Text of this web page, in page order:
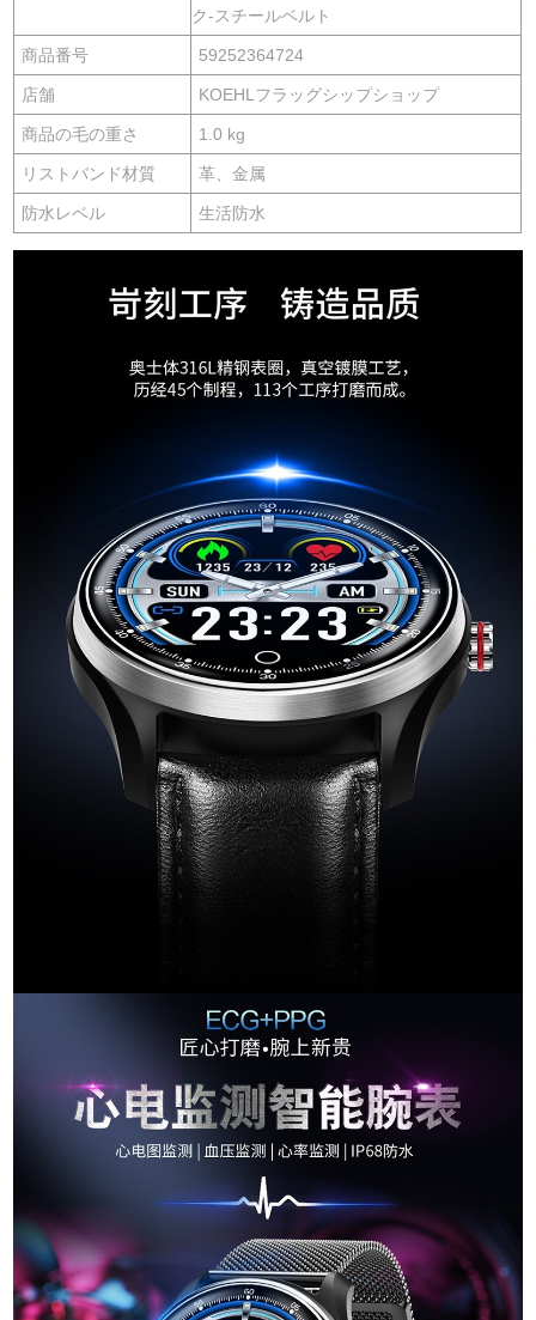
ク-スチールベルト
商品番号 59252364724
店舗 KOEHLフラッグシップショップ
商品の毛の重さ 1.0 kg
リストバンド材質 革、金属
防水レベル 生活防水